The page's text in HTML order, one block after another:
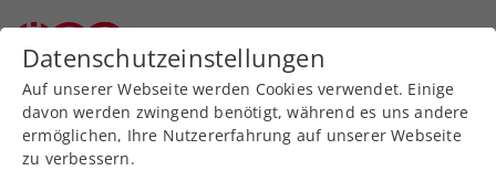
Zurück zur Newsübersicht
Turniere
Datenschutzeinstellungen
Auf unserer Webseite werden Cookies verwendet. Einige
davon werden zwingend benötigt, während es uns andere
ermöglichen, Ihre Nutzererfahrung auf unserer Webseite
zu verbessern.